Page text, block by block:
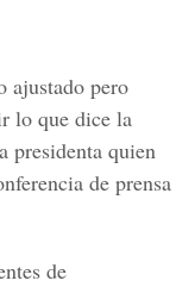
ajustado pero
lo que dice la
presidenta quien
de prensa
de